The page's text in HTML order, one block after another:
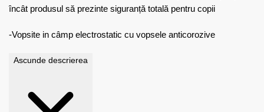
încât produsul să prezinte siguranță totală pentru copii
-Vopsite in câmp electrostatic cu vopsele anticorozive
Ascunde descrierea